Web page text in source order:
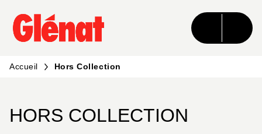
MENU RECHERCHE CONTENU
PIED DE PAGE
Accueil Hors Collection
HORS COLLECTION